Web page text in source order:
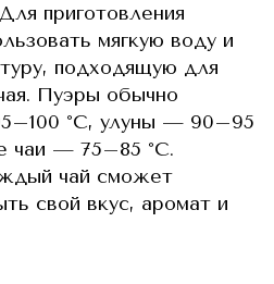
приготовления
мягкую воду и
подходящую для
Пуэры обычно
°C, улуны — 90–95
чаи — 75–85 °C.
чай сможет
свой вкус, аромат и